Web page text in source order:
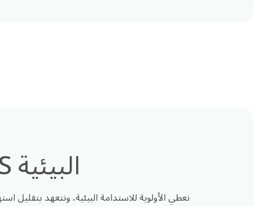
التزامات OCS البيئية
نعطي الأولوية للاستدامة البيئية، ونتعهد بتقليل